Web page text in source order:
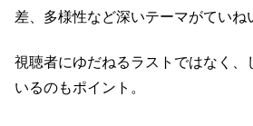
差、多様性など深いテーマがていね
視聴者にゆだねるラストではなく、
いるのもポイント。